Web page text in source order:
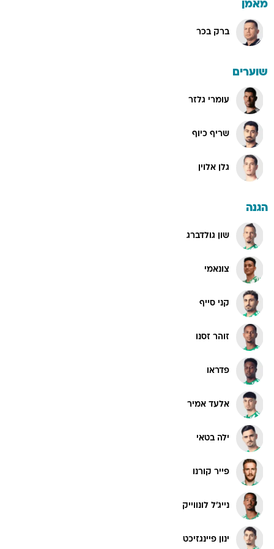
מאמן
ברק בכר
שוערים
עומרי גלזר
שריף כיוף
גלן אלוין
הגנה
שון גולדברג
צונאמי
קני סייף
זוהר זסנו
פדראו
אלעד אמיר
ילה בטאי
פייר קורנו
נייג'ל לונווייק
ינון פיינגזיכט